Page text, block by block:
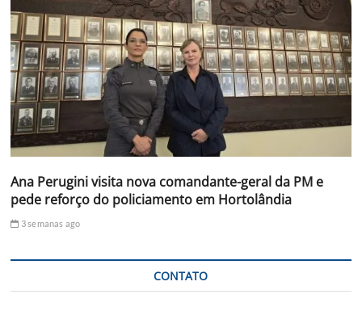
Ana Perugini visita nova comandante-geral da PM e
pede reforço do policiamento em Hortolândia
3 semanas ago
CONTATO